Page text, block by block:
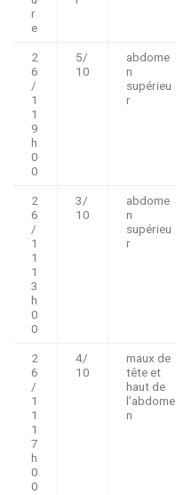
r
e
2
6
/
1
1
9
h
0
0
5/
10
abdome
n
supérieu
r
2
6
/
1
1
1
3
h
0
0
3/
10
abdome
n
supérieu
r
2
6
/
1
1
1
7
h
0
0
4/
10
maux de
tête et
haut de
l’abdome
n